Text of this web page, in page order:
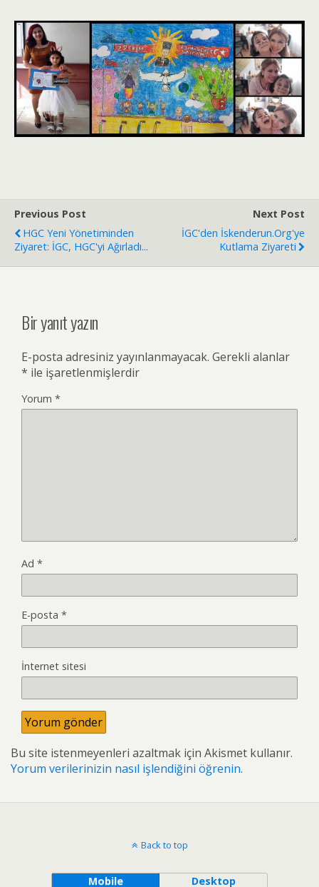
Previous Post
HGC Yeni Yönetiminden
Ziyaret: İGC, HGC'yi Ağırladı...
Next Post
İGC'den İskenderun.org'ye
Kutlama Ziyareti
Bir yanıt yazın
E-posta adresiniz yayınlanmayacak. Gerekli alanlar
* ile işaretlenmişlerdir
Yorum *
Ad *
E-posta *
İnternet sitesi
Bu site istenmeyenleri azaltmak için Akismet kullanır.
Yorum verilerinizin nasıl işlendiğini öğrenin.
Back to top
Mobile Desktop